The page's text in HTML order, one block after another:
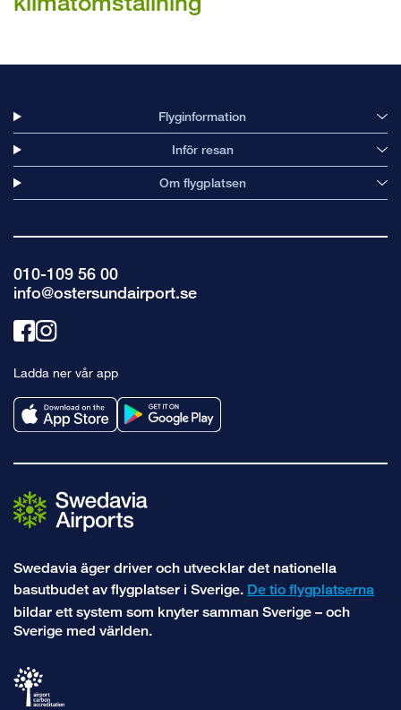
Flyginformation
Inför resan
Om flygplatsen
010-109 56 00
info@ostersundairport.se
Länk
facebook
Länk
instagram
Ladda ner vår app
Swedavia äger driver och utvecklar det nationella
basutbudet av flygplatser i Sverige. De tio flygplatserna
bildar ett system som knyter samman Sverige – och
Sverige med världen.